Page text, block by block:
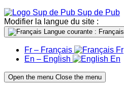
Sup de Pub
Modifier la langue du site :
Langue courante : Français
Fr – Français
Fr
En – English
En
Open the menu Close the menu